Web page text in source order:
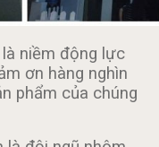
niềm động lực
ơn hàng nghìn
phẩm của chúng